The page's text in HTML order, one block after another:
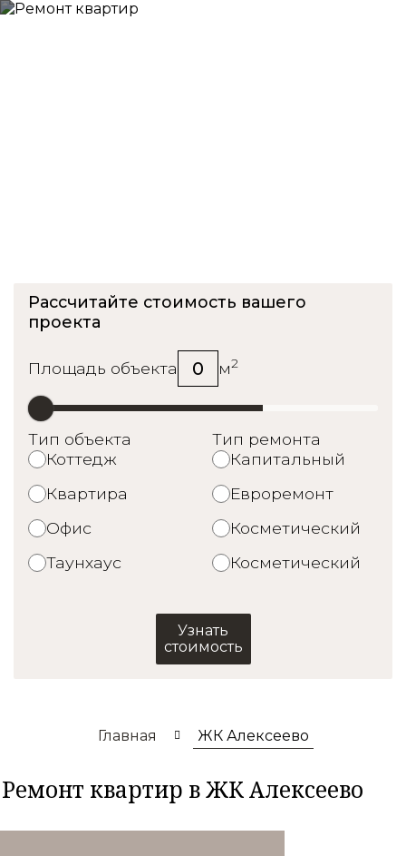
Рассчитайте стоимость вашего
проекта
Площадь объекта 0 м2
Тип объекта
Коттедж
Квартира
Офис
Таунхаус
Тип ремонта
Капитальный
Евроремонт
Косметический
Косметический
Узнать
стоимость
Главная ЖК Алексеево
Ремонт квартир в ЖК Алексеево